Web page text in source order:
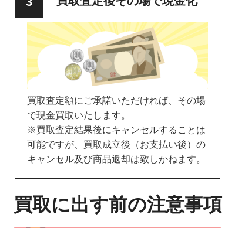
買取査定額にご承諾いただければ、その場
で現金買取いたします。
※買取査定結果後にキャンセルすることは
可能ですが、買取成立後（お支払い後）の
キャンセル及び商品返却は致しかねます。
買取に出す前の注意事項